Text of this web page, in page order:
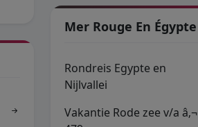
Mer Rouge En Égypte
Rondreis Egypte en
Nijlvallei
Vakantie Rode zee v/a â‚¬